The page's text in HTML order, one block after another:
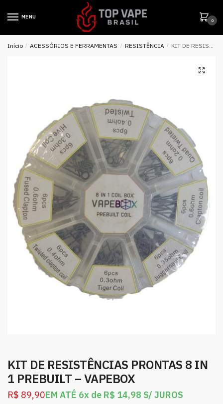
MENU
0
Início / ACESSÓRIOS E FERRAMENTAS / RESISTÊNCIA / KIT DE RESISTÊNCIAS PRONTAS 8 IN 1 PREBUILT – VAPEBOX
KIT DE RESISTÊNCIAS PRONTAS 8 IN
1 PREBUILT – VAPEBOX
R$ 89,90EM ATÉ 6x de R$ 14,98 S/ JUROS